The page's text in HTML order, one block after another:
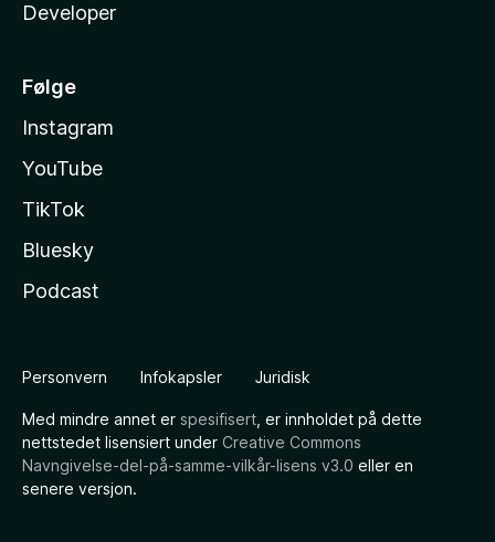
Developer
Følge
Instagram
YouTube
TikTok
Bluesky
Podcast
Personvern Infokapsler Juridisk
Med mindre annet er spesifisert , er innholdet på dette
nettstedet lisensiert under Creative Commons
Navngivelse-del-på-samme-vilkår-lisens v3.0 eller en
senere versjon.